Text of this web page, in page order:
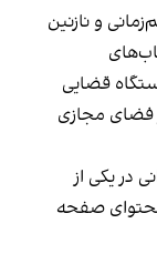
و نازنین
قضایی
فضای مجازی
در یکی از
صفحه